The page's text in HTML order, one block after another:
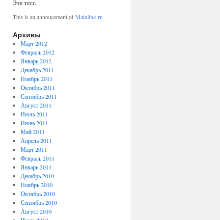
Это тест.
This is an annoucement ofMainlink.ru
Архивы
Март 2012
Февраль 2012
Январь 2012
Декабрь 2011
Ноябрь 2011
Октябрь 2011
Сентябрь 2011
Август 2011
Июль 2011
Июнь 2011
Май 2011
Апрель 2011
Март 2011
Февраль 2011
Январь 2011
Декабрь 2010
Ноябрь 2010
Октябрь 2010
Сентябрь 2010
Август 2010